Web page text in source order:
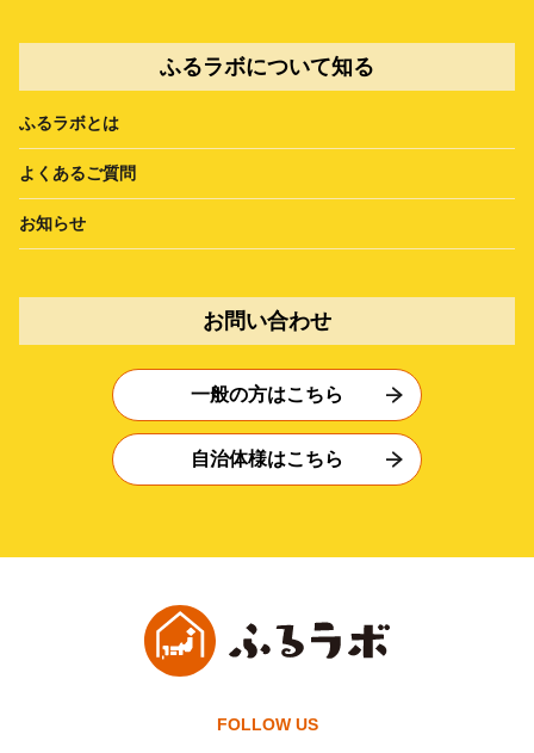
ふるラボについて知る
ふるラボとは
よくあるご質問
お知らせ
お問い合わせ
一般の方はこちら
自治体様はこちら
FOLLOW US